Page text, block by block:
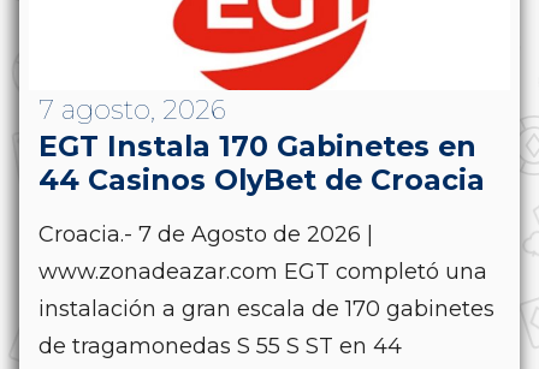
7 agosto, 2026
EGT Instala 170 Gabinetes en
44 Casinos OlyBet de Croacia
Croacia.- 7 de Agosto de 2026 |
www.zonadeazar.com EGT completó una
instalación a gran escala de 170 gabinetes
de tragamonedas S 55 S ST en 44